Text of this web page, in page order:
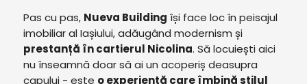
Pas cu pas, Nueva Building își face loc în peisajul
imobiliar al Iașiului, adăugând modernism și
prestanță în cartierul Nicolina. Să locuiești aici
nu înseamnă doar să ai un acoperiș deasupra
capului - este o experiență care îmbină stilul